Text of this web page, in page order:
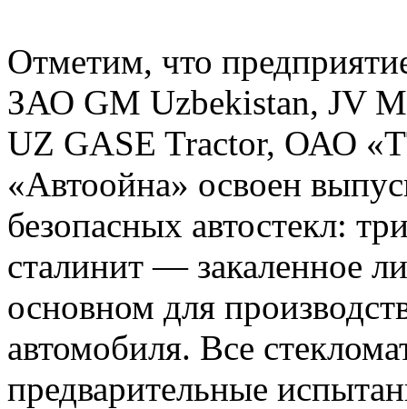
Отметим, что
ЗАО GM Uzbekistan, JV
UZ GASE Tractor, ОАО
«Автоойна» освоен
безопасных автостекл:
сталинит — закаленное
основном для
автомобиля. Все
предварительные